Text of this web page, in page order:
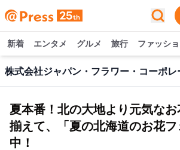
新着 エンタメ グルメ 旅行 ファッシ
夏本番！北の大地より元気なお
揃えて、「夏の北海道のお花
中！